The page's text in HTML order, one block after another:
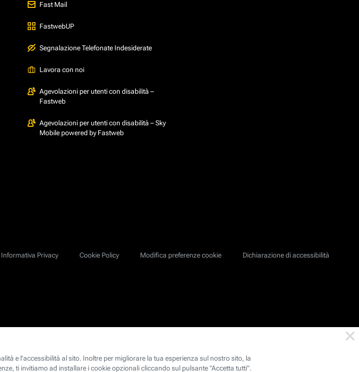
Fast Mail
FastwebUP
Segnalazione Telefonate Indesiderate
Lavora con noi
Agevolazioni per utenti con disabilità –
Fastweb
Agevolazioni per utenti con disabilità – Sky
Mobile powered by Fastweb
Informativa Privacy
Cookie Policy Modifica preferenze cookie Dichiarazione di accessibilità